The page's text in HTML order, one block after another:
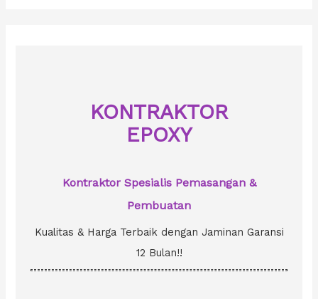
KONTRAKTOR
EPOXY
Kontraktor Spesialis Pemasangan &
Pembuatan
Kualitas & Harga Terbaik dengan Jaminan Garansi
12 Bulan!!